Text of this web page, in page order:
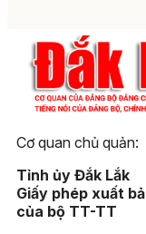
Cơ quan chủ quản:
Tỉnh ủy Đắk Lắk
Giấy phép xuất
của bộ TT-TT